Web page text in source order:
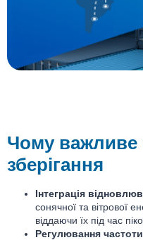
Чому важливе
зберігання
Інтеграція
сонячної та вітрової
віддаючи їх під час
Регулювання